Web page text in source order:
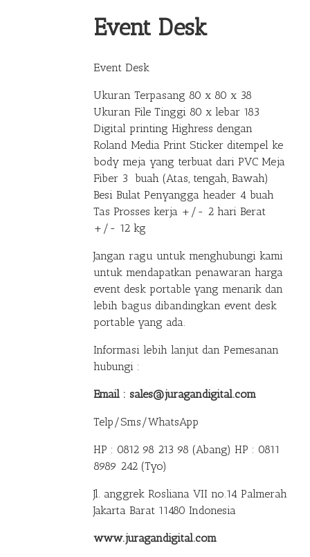
Event Desk
Event Desk
Ukuran Terpasang 80 x 80 x 38
Ukuran File Tinggi 80 x lebar 183
Digital printing Highress dengan
Roland Media Print Sticker ditempel ke
body meja yang terbuat dari PVC Meja
Fiber 3 buah (Atas, tengah, Bawah)
Besi Bulat Penyangga header 4 buah
Tas Prosses kerja +/- 2 hari Berat
+/- 12 kg
Jangan ragu untuk menghubungi kami
untuk mendapatkan penawaran harga
event desk portable yang menarik dan
lebih bagus dibandingkan event desk
portable yang ada.
Informasi lebih lanjut dan Pemesanan
hubungi :
Email : sales@juragandigital.com
Telp/Sms/WhatsApp
HP : 0812 98 213 98 (Abang) HP : 0811
8989 242 (Tyo)
Jl. anggrek Rosliana VII no.14 Palmerah
Jakarta Barat 11480 Indonesia
www.juragandigital.com